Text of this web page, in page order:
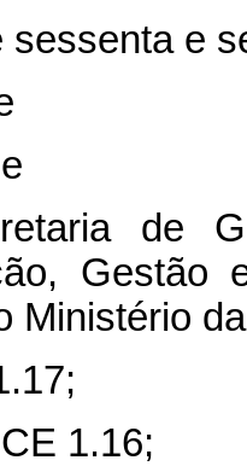
sessenta e
de
Ministério
1.16;